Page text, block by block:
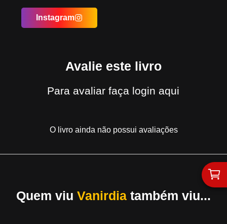
Instagram
Avalie este livro
Para avaliarfaça login aqui
O livro ainda não possui avaliações
Quem viu Vanirdia também viu...